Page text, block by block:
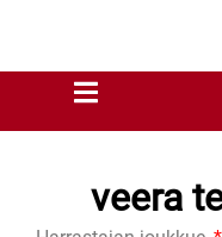
veera